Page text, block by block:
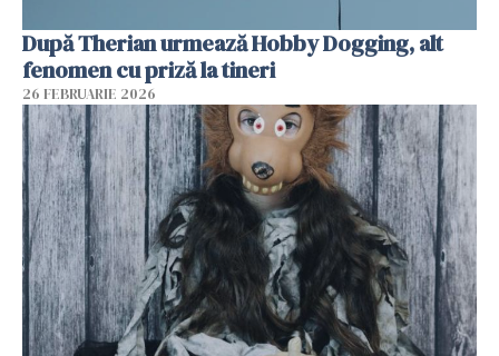
După Therian urmează Hobby Dogging, alt
fenomen cu priză la tineri
26 FEBRUARIE 2026